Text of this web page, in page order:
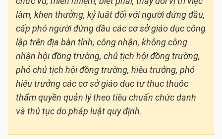
làm, khen thưởng, kỷ luật đối với người đứng đầu,
cấp phó người đứng đầu các cơ sở giáo dục công
lập trên địa bàn tỉnh; công nhận, không công
nhận hội đồng trường, chủ tịch hội đồng trường,
phó chủ tịch hội đồng trường, hiệu trưởng, phó
hiệu trưởng các cơ sở giáo dục tư thục thuộc
thẩm quyền quản lý theo tiêu chuẩn chức danh
và thủ tục do pháp luật quy định.